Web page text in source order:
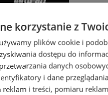
korzystanie z
plików cookie i
dostępu do
danych
i dane
reklam i treści, pomiaru